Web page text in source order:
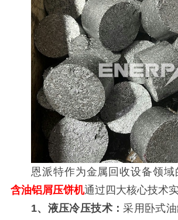
恩派特作为金属回收设备领
含油铝屑压饼机通过四大核心技术
1、液压冷压技术：采用卧式